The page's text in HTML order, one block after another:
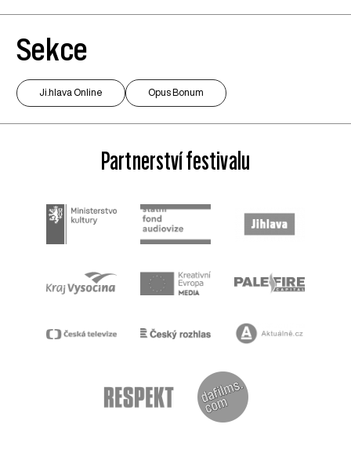
Sekce
Ji.hlava Online Opus Bonum
Partnerství festivalu